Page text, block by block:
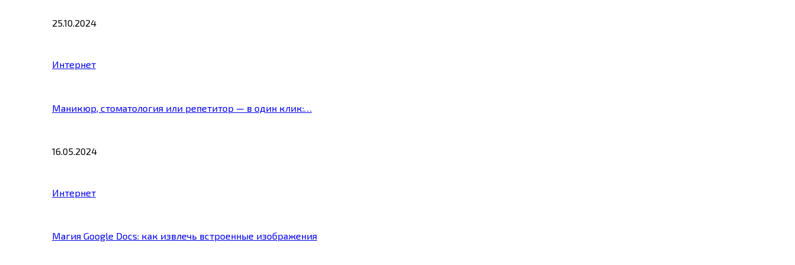
25.10.2024
Интернет
Маникюр, стоматология или репетитор — в один клик:…
16.05.2024
Интернет
Магия Google Docs: как извлечь встроенные изображения